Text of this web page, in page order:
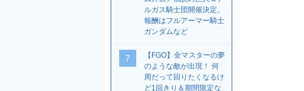
ルガス騎士団開催決定。
報酬はフルアーマー騎士
ガンダムなど
7
【FGO】全マスターの夢
のような敵が出現！ 何
周だって回りたくなるけ
ど1回きり＆期間限定な